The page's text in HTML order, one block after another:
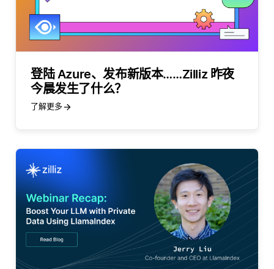
登陆 Azure、发布新版本……Zilliz 昨夜
今晨发生了什么？
了解更多